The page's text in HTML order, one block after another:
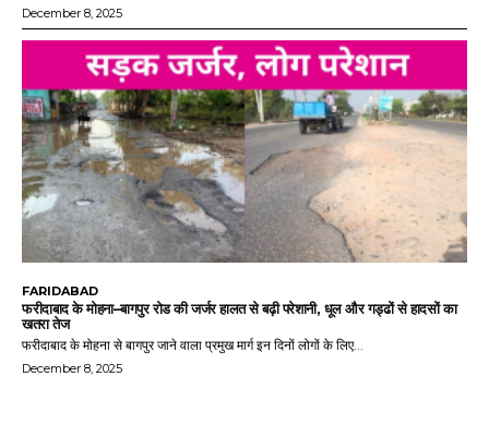
December 8, 2025
FARIDABAD
फरीदाबाद के मोहना–बागपुर रोड की जर्जर हालत से बढ़ी परेशानी, धूल और गड्ढों से हादसों का
खतरा तेज
फरीदाबाद के मोहना से बागपुर जाने वाला प्रमुख मार्ग इन दिनों लोगों के लिए...
December 8, 2025